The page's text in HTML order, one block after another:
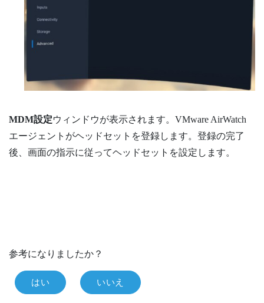
MDM設定ウィンドウが表示されます。 VMware AirWatch
エージェントがヘッドセットを登録します。登録の完了
後、画面の指示に従ってヘッドセットを設定します。
参考になりましたか？
はい いいえ